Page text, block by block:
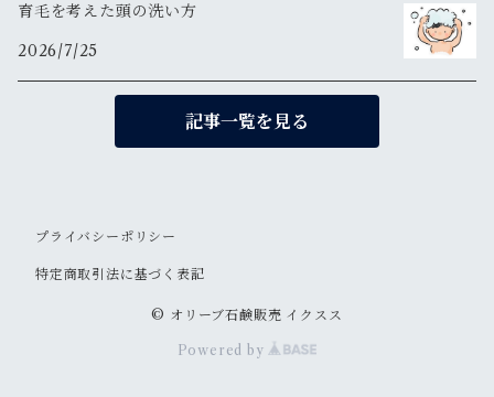
育毛を考えた頭の洗い方
2026/7/25
記事一覧を見る
プライバシーポリシー
特定商取引法に基づく表記
© オリーブ石鹸販売 イクスス
Powered by